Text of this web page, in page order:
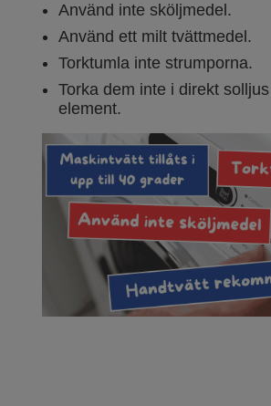
Använd inte sköljmedel.
Använd ett milt tvättmedel.
Torktumla inte strumporna.
Torka dem inte i direkt
element.